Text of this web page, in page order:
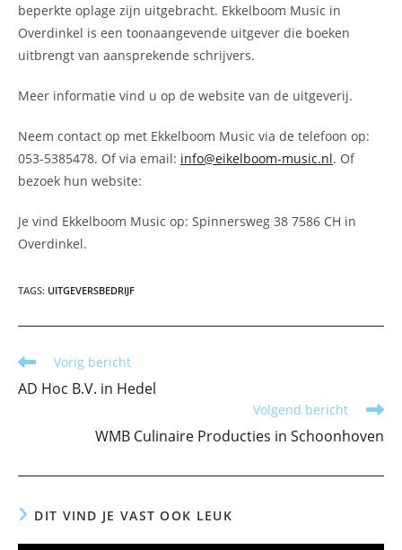
beperkte oplage zijn uitgebracht. Ekkelboom Music in
Overdinkel is een toonaangevende uitgever die boeken
uitbrengt van aansprekende schrijvers.
Meer informatie vind u op de website van de uitgeverij.
Neem contact op met Ekkelboom Music via de telefoon op:
053-5385478. Of via email: info@eikelboom-music.nl. Of
bezoek hun website:
Je vind Ekkelboom Music op: Spinnersweg 38 7586 CH in
Overdinkel.
TAGS: UITGEVERSBEDRIJF
Lees
artikelen
Vorig bericht
AD Hoc B.V. in Hedel
Volgend bericht
WMB Culinaire Producties in Schoonhoven
DIT VIND JE VAST OOK LEUK